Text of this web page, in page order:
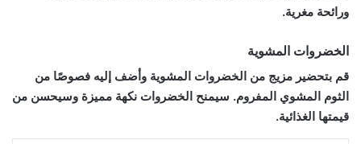
ورائحة مغرية.
الخضروات المشوية
قم بتحضير مزيج من الخضروات المشوية وأضف إليه فصوصًا من
الثوم المشوي المفروم. سيمنح الخضروات نكهة مميزة وسيحسن من
قيمتها الغذائية.